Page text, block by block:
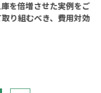
を倍増させた実例をご
り組むべき、費用対効